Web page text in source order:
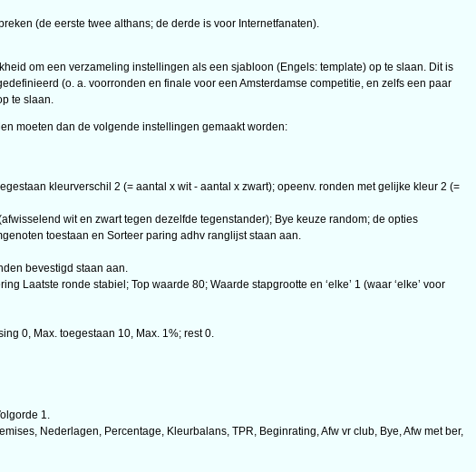
(de eerste twee althans; de derde is voor Internetfanaten).
om een verzameling instellingen als een sjabloon (Engels: template) op te slaan. Dit is
(o. a. voorronden en finale voor een Amsterdamse competitie, en zelfs een paar
te slaan.
moeten dan de volgende instellingen gemaakt worden:
kleurverschil 2 (= aantal x wit - aantal x zwart); opeenv. ronden met gelijke kleur 2 (=
wit en zwart tegen dezelfde tegenstander); Bye keuze random; de opties
toestaan en Sorteer paring adhv ranglijst staan aan.
bevestigd staan aan.
Laatste ronde stabiel; Top waarde 80; Waarde stapgrootte en ‘elke’ 1 (waar ‘elke’ voor
0, Max. toegestaan 10, Max. 1%; rest 0.
1.
Nederlagen, Percentage, Kleurbalans, TPR, Beginrating, Afw vr club, Bye, Afw met ber,